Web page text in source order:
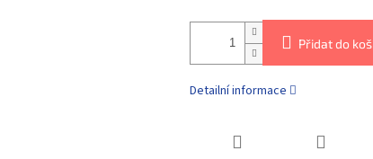
Přidat do
Detailní informace